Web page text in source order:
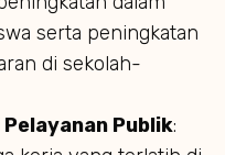
serta peningkatan
di sekolah-
Publik: